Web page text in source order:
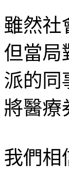
雖然社
但當局
派的同
將醫療
我們相